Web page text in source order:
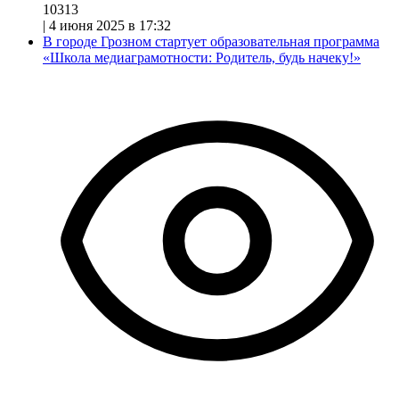
10313
| 4 июня 2025 в 17:32
В городе Грозном стартует образовательная программа
«Школа медиаграмотности: Родитель, будь начеку!»